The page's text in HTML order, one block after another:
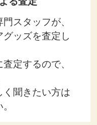
スタッフが、
ッズを査定し
定するので、
聞きたい方は